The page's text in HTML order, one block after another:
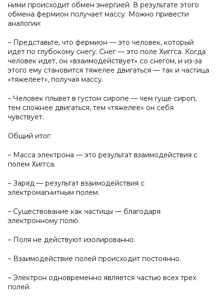
ними происходит обмен энергией. В результате этого
обмена фермион получает массу. Можно привести
аналогии:
– Представьте, что фермион — это человек, который
идет по глубокому снегу. Снег — это поле Хиггса. Когда
человек идет, он «взаимодействует» со снегом, и из-за
этого ему становится тяжелее двигаться — так и частица
«тяжелеет», получая массу.
– Человек плывет в густом сиропе — чем гуще сироп,
тем сложнее двигаться, тем «тяжелее» он себя
чувствует.
Общий итог:
– Масса электрона — это результат взаимодействия с
полем Хиггса.
– Заряд — результат взаимодействия с
электромагнитным полем.
– Существование как частицы — благодаря
электронному полю.
– Поля не действуют изолированно.
– Взаимодействие полей происходит постоянно.
– Электрон одновременно является частью всех трех
полей.